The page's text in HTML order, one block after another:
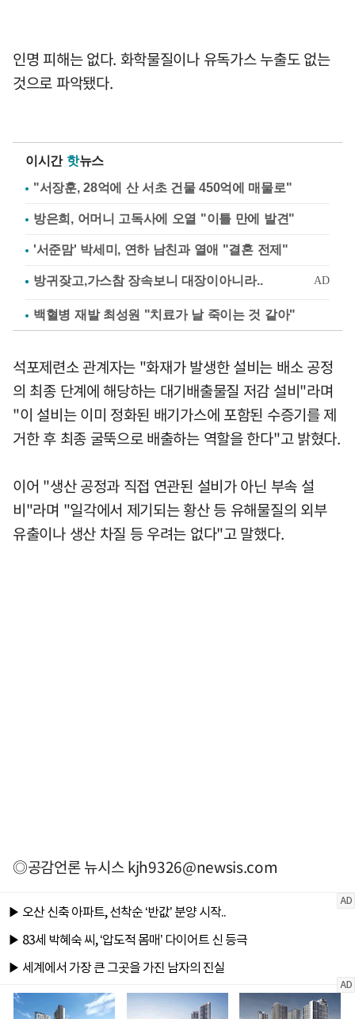
인명 피해는 없다. 화학물질이나 유독가스 누출도 없는
것으로 파악됐다.
이시간 핫뉴스
"서장훈, 28억에 산 서초 건물 450억에 매물로"
방은희, 어머니 고독사에 오열 "이틀 만에 발견"
'서준맘' 박세미, 연하 남친과 열애 "결혼 전제"
백혈병 재발 최성원 "치료가 날 죽이는 것 같아"
석포제련소 관계자는 "화재가 발생한 설비는 배소 공정
의 최종 단계에 해당하는 대기배출물질 저감 설비"라며
"이 설비는 이미 정화된 배기가스에 포함된 수증기를 제
거한 후 최종 굴뚝으로 배출하는 역할을 한다"고 밝혔다.
이어 "생산 공정과 직접 연관된 설비가 아닌 부속 설
비"라며 "일각에서 제기되는 황산 등 유해물질의 외부
유출이나 생산 차질 등 우려는 없다"고 말했다.
◎공감언론 뉴시스kjh9326@newsis.com